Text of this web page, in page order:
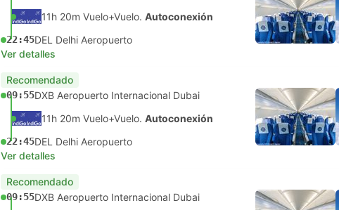
11h 20m Vuelo+Vuelo. Autoconexión
22:45DEL Delhi Aeropuerto
Ver detalles
Recomendado
09:55DXB Aeropuerto Internacional Dubai
11h 20m Vuelo+Vuelo. Autoconexión
22:45DEL Delhi Aeropuerto
Ver detalles
Recomendado
09:55DXB Aeropuerto Internacional Dubai